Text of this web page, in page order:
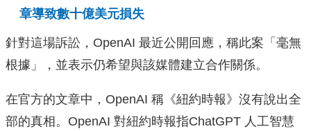
章導致數十億美元損失
針對這場訴訟，OpenAI 最近公開回應，稱此案「毫無
根據」，並表示仍希望與該媒體建立合作關係。
在官方的文章中，OpenAI 稱《紐約時報》沒有說出全
部的真相。OpenAI 對紐約時報指ChatGPT 人工智慧